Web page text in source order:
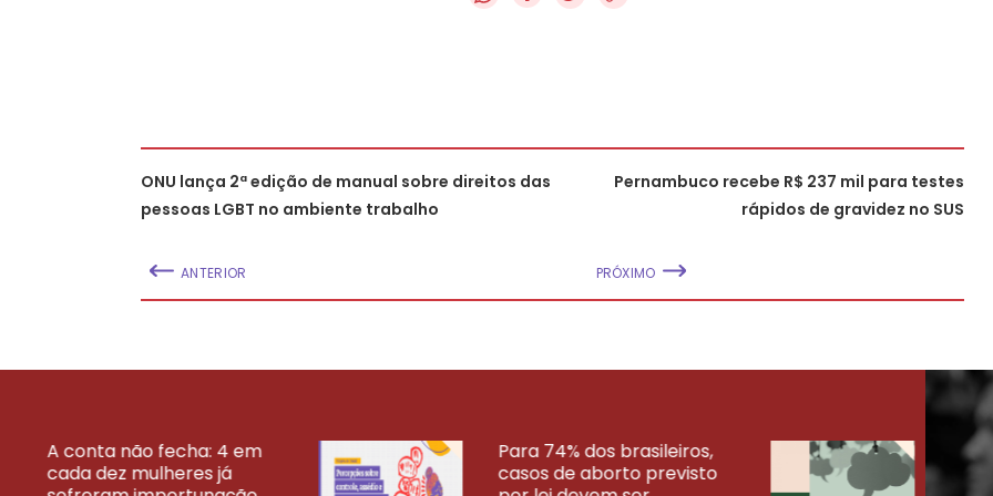
ONU lança 2ª edição de manual sobre direitos das
pessoas LGBT no ambiente trabalho
ANTERIOR
Pernambuco recebe R$ 237 mil para testes
rápidos de gravidez no SUS
PRÓXIMO
A conta não fecha: 4 em
cada dez mulheres já
Para 74% dos brasileiros,
casos de aborto previsto
VEJA MAIS PESQUISAS